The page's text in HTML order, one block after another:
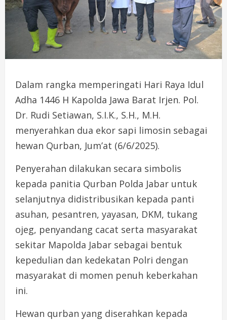
Dalam rangka memperingati Hari Raya Idul
Adha 1446 H Kapolda Jawa Barat Irjen. Pol.
Dr. Rudi Setiawan, S.I.K., S.H., M.H.
menyerahkan dua ekor sapi limosin sebagai
hewan Qurban, Jum’at (6/6/2025).
Penyerahan dilakukan secara simbolis
kepada panitia Qurban Polda Jabar untuk
selanjutnya didistribusikan kepada panti
asuhan, pesantren, yayasan, DKM, tukang
ojeg, penyandang cacat serta masyarakat
sekitar Mapolda Jabar sebagai bentuk
kepedulian dan kedekatan Polri dengan
masyarakat di momen penuh keberkahan
ini.
Hewan qurban yang diserahkan kepada